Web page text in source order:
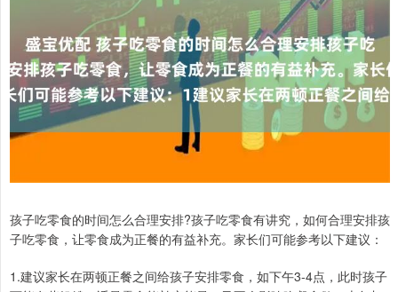
孩子吃零食的时间怎么合理安排?孩子吃零食有讲究，如何合理安排孩
子吃零食，让零食成为正餐的有益补充。家长们可能参考以下建议：
1.建议家长在两顿正餐之间给孩子安排零食，如下午3-4点，此时孩子